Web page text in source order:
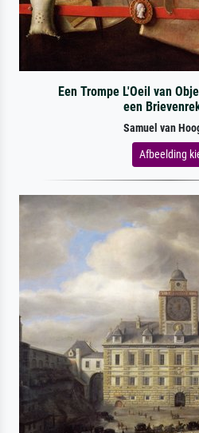
Een Trompe L'Oeil van
een
Samuel van
Afbeelding